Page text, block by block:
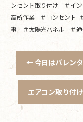
ンセント取り付け ＃イ
高所作業 ＃コンセント
事 ＃太陽光パネル ＃
←今日はバレン
エアコン取り